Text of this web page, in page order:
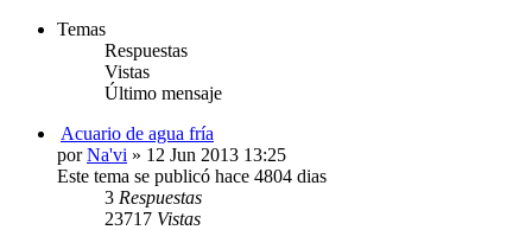
Temas
Respuestas
Vistas
Último mensaje
Acuario de agua fría
porNa'vi » 12 Jun 2013 13:25
Este tema se publicó hace 4804 dias
3 Respuestas
23717 Vistas